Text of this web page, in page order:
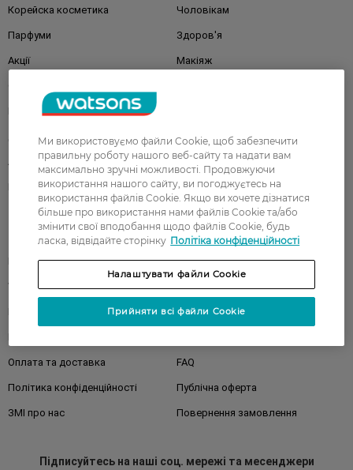
Корейска косметика Чоловікам
Парфуми Здоров'я
Акції Макіяж
Подарунки
Волосся
Аксесуари Дерматокосметика
Бренди
Правила та умови Магазини
Watsons Club Подарункові сертифікати
Кар'єра у Watsons
Оплата та доставка FAQ
Політика конфіденційності Публічна оферта
ЗМІ про нас Повернення замовлення
Підписуйтесьна наші соц. мережі та месенджери
Ми використовуємо файли Cookie, щоб забезпечити
правильну роботу нашого веб-сайту та надати вам
максимально зручні можливості. Продовжуючи
використання нашого сайту, ви погоджуєтесь на
використання файлів Cookie. Якщо ви хочете дізнатися
більше про використання нами файлів Cookie та/або
змінити свої вподобання щодо файлів Cookie, будь
ласка, відвідайте сторінку Політіка конфіденційності
Налаштувати файли Cookie
Прийняти всі файли Cookie